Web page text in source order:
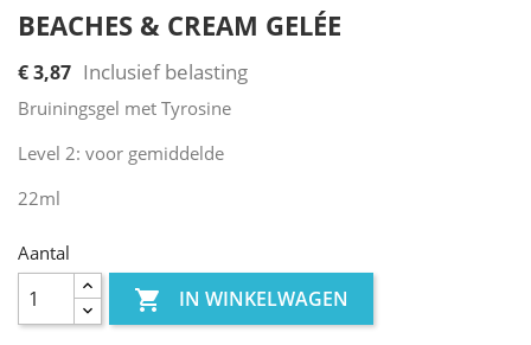
BEACHES & CREAM GELÉE
€ 3,87 Inclusief belasting
Bruiningsgel met Tyrosine
Level 2: voor gemiddelde
22ml
Aantal
 IN WINKELWAGEN